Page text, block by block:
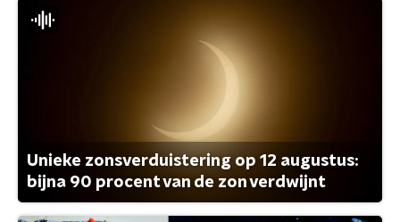
Unieke zonsverduistering op 12 augustus:
bijna 90 procent van de zon verdwijnt